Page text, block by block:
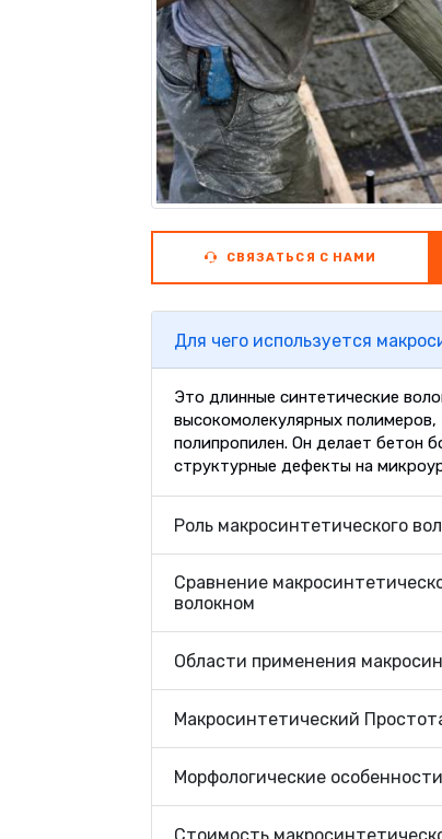
СВЯЗАТЬСЯ С НАМИ
Для чего используется
Это длинные синтетические
высокомолекулярных
полипропилен. Он делает бетон
структурные дефекты на
Роль макросинтетического
Сравнение
волокном
Области применения
Макросинтетический
Морфологические особенности